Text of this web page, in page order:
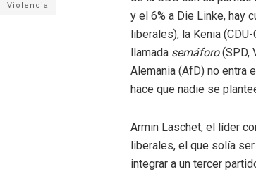
y el 6% a Die Linke, hay
liberales), la Kenia
llamada semáforo(SPD,
Alemania (AfD) no entra
hace que nadie se
Armin Laschet, el líder
liberales, el que solía
integrar a un tercer
Violencia